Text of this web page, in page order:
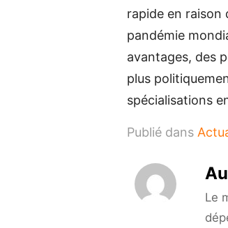
rapide en raison
pandémie
avantages, des
plus
spécialisations
Publié dans
Le